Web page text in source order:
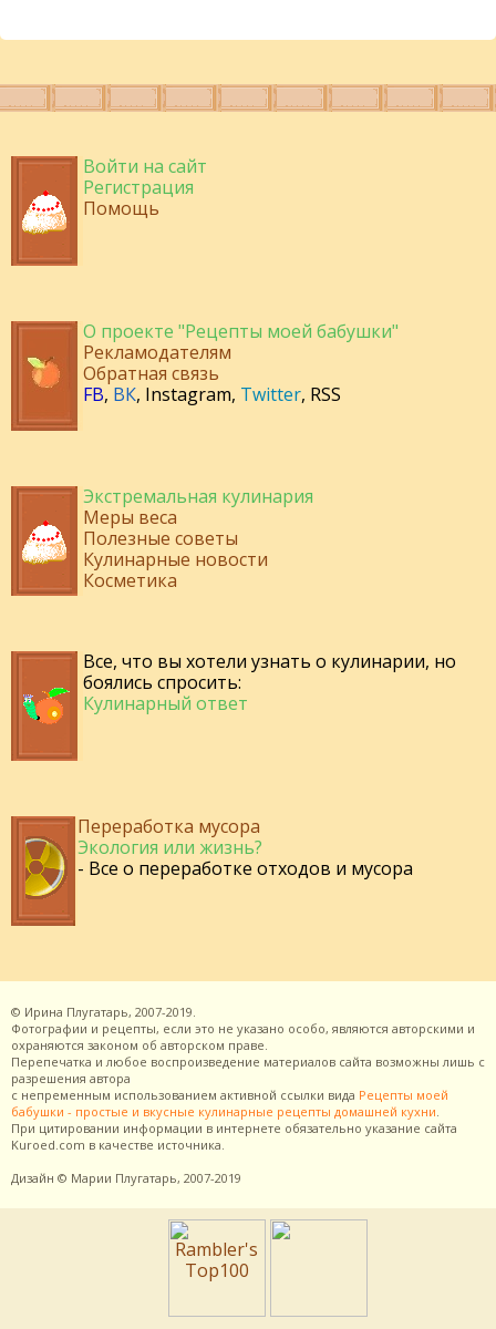
Войти на сайт
Регистрация
Помощь
О проекте "Рецепты моей бабушки"
Рекламодателям
Обратная связь
FB, ВК, Instagram, Twitter, RSS
Экстремальная кулинария
Меры веса
Полезные советы
Кулинарные новости
Косметика
Все, что вы хотели узнать о кулинарии, но
боялись спросить:
Кулинарный ответ
Переработка мусора
Экология или жизнь?
- Все о переработке отходов и мусора
© Ирина Плугатарь, 2007-2019.
Фотографии и рецепты, если это не указано особо, являются авторскими и
охраняются законом об авторском праве.
Перепечатка и любое воспроизведение материалов сайта возможны лишь с
разрешения автора
с непременным использованием активной ссылки вида Рецепты моей
бабушки - простые и вкусные кулинарные рецепты домашней кухни
При цитировании информации в интернете обязательно указание сайта
Kuroed.com в качестве источника.
Дизайн © Марии Плугатарь, 2007-2019